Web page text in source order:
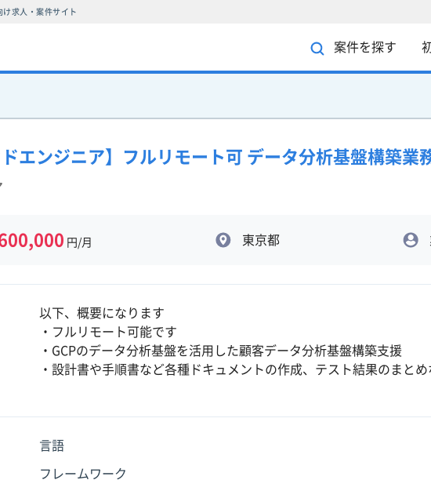
求人・案件サイト
案件を探す
ドエンジニア】フルリモート可 データ分析基盤構築業
円/月 東京都
以下、概要になります
・フルリモート可能です
・GCPのデータ分析基盤を活用した顧客データ分析基盤構築支援
・設計書や手順書など各種ドキュメントの作成、テスト結果のまとめ
言語
フレームワーク